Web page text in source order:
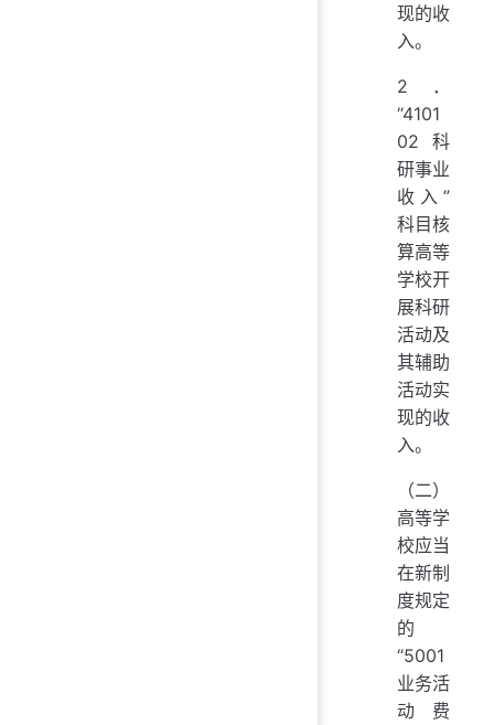
现的收
入。
2．
“4101
02 科
研事业
收入”
科目核
算高等
学校开
展科研
活动及
其辅助
活动实
现的收
入。
（二）
高等学
校应当
在新制
度规定
的
“5001
业务活
动费